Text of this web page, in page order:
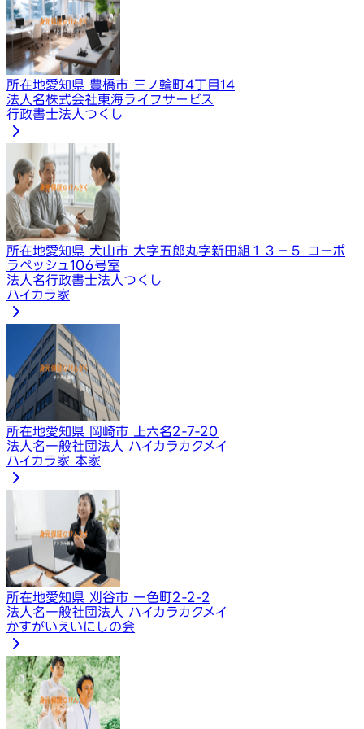
所在地愛知県 豊橋市 三ノ輪町4丁目14
法人名株式会社東海ライフサービス
行政書士法人つくし
所在地愛知県 犬山市 大字五郎丸字新田組１３－５ コーポ
ラペッシュ106号室
法人名行政書士法人つくし
ハイカラ家
所在地愛知県 岡崎市 上六名2-7-20
法人名一般社団法人 ハイカラカクメイ
ハイカラ家 本家
所在地愛知県 刈谷市 一色町2-2-2
法人名一般社団法人 ハイカラカクメイ
かすがいえいにしの会